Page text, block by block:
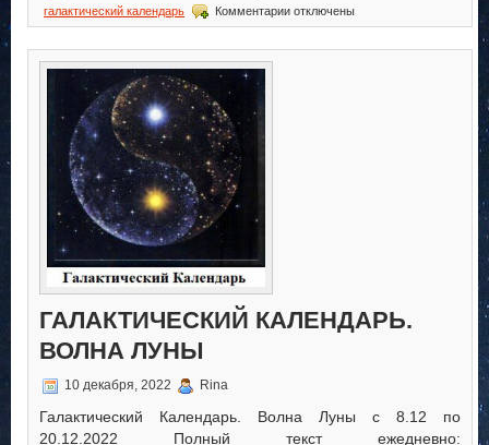
галактический календарь
Комментариик
записи
отключены
ГАЛАКТИЧЕСКИЙ КАЛЕНДАРЬ.
ВОЛНА ЛУНЫ
10 декабря, 2022 Rina
Галактический Календарь. Волна Луны с 8.12 по
20.12.2022 Полный текст ежедневно: